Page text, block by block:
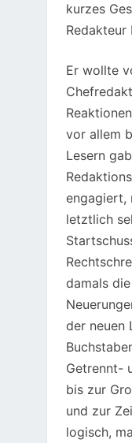
kurzes
Er wollte
vor allem
Lesern
engagiert,
letztlich
damals
der neuen
Getrennt-
bis zur
und zur
logisch,